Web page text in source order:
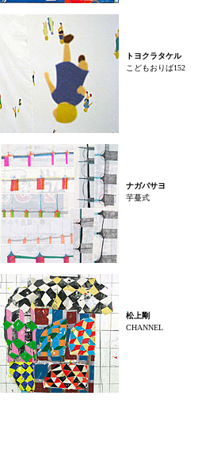
トヨクラタケル
こどもおりば152
ナガバサヨ
芋蔓式
松上剛
CHANNEL